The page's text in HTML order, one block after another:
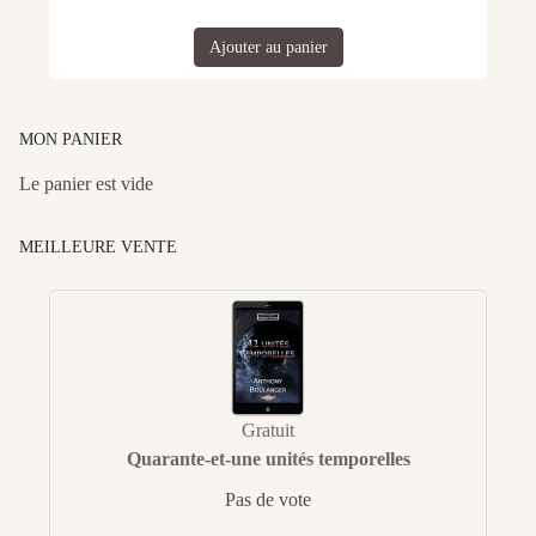
Ajouter au panier
MON PANIER
Le panier est vide
MEILLEURE VENTE
Gratuit
Quarante-et-une unités temporelles
Pas de vote